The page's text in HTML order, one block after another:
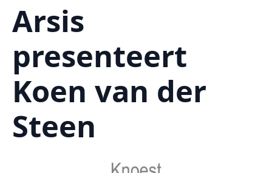
Arsis
presenteert
Koen van der
Steen